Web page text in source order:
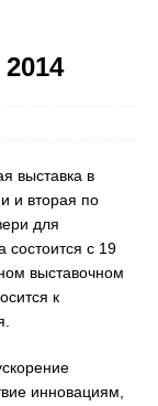
выставка в
и вторая по
для
состоится с 19
выставочном
к
инновациям,